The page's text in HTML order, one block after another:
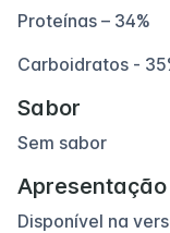
Proteínas – 34%
Carboidratos -
Sabor
Sem sabor
Apresentação
Disponível na